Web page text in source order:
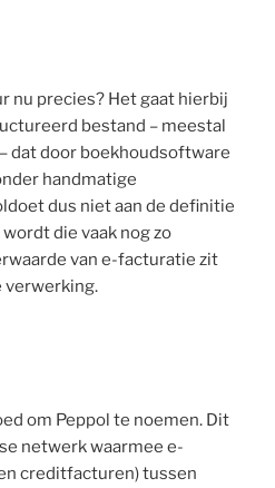
nu precies? Het gaat hierbij
bestand – meestal
dat door boekhoudsoftware
handmatige
dus niet aan de definitie
die vaak nog zo
van e-facturatie zit
verwerking.
om Peppol te noemen. Dit
netwerk waarmee e-
creditfacturen) tussen